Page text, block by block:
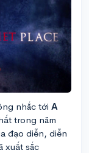
nhắc tới A
trong năm
đạo diễn, diễn
xuất sắc